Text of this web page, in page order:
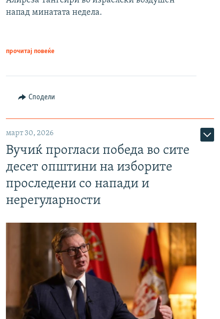
напад минатата недела.
прочитај повеќе
Сподели
март 30, 2026
Вучиќ прогласи победа во сите
десет општини на изборите
проследени со напади и
нерегуларности